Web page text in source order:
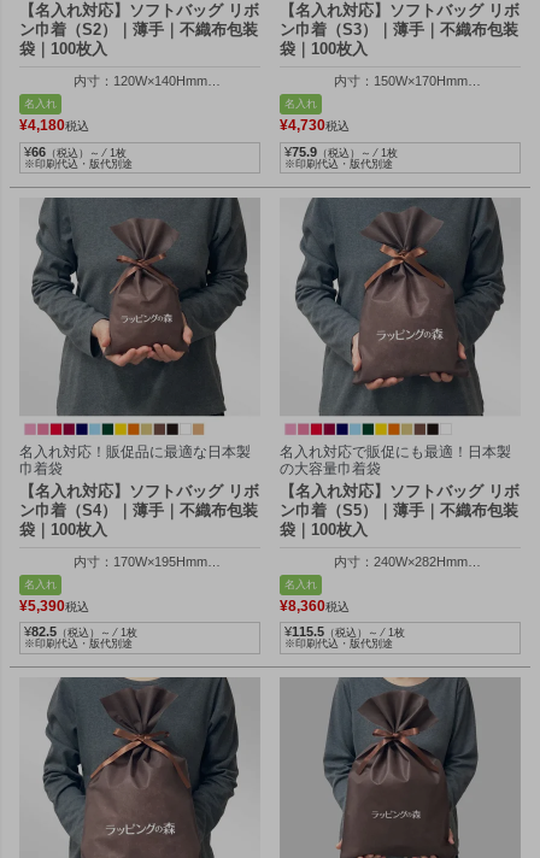
【名入れ対応】ソフトバッグ リボ
ン巾着（S2）｜薄手｜不織布包装
袋｜100枚入
内寸：120W×140Hmm
名入れ
¥4,180税込
¥66 （税込）～ ⁄ 1枚
※印刷代込・版代別途
【名入れ対応】ソフトバッグ リボ
ン巾着（S3）｜薄手｜不織布包装
袋｜100枚入
内寸：150W×170Hmm
名入れ
¥4,730税込
¥75.9 （税込）～ ⁄ 1枚
※印刷代込・版代別途
名入れ対応！販促品に最適な日本製
巾着袋
【名入れ対応】ソフトバッグ リボ
ン巾着（S4）｜薄手｜不織布包装
袋｜100枚入
内寸：170W×195Hmm
名入れ
¥5,390税込
¥82.5 （税込）～ ⁄ 1枚
※印刷代込・版代別途
名入れ対応で販促にも最適！日本製
の大容量巾着袋
【名入れ対応】ソフトバッグ リボ
ン巾着（S5）｜薄手｜不織布包装
袋｜100枚入
内寸：240W×282Hmm
名入れ
¥8,360税込
¥115.5 （税込）～ ⁄ 1枚
※印刷代込・版代別途